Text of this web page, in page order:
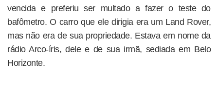
vencida e preferiu ser multado a fazer o teste do
bafômetro. O carro que ele dirigia era um Land Rover,
mas não era de sua propriedade. Estava em nome da
rádio Arco-íris, dele e de sua irmã, sediada em Belo
Horizonte.